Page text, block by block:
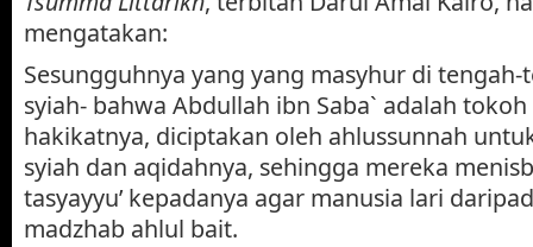
mengatakan:
Sesungguhnya yang yang masyhur di
syiah- bahwa Abdullah ibn Saba` adalah
hakikatnya, diciptakan oleh ahlussunnah
syiah dan aqidahnya, sehingga mereka
tasyayyu’ kepadanya agar manusia lari
madzhab ahlul bait.